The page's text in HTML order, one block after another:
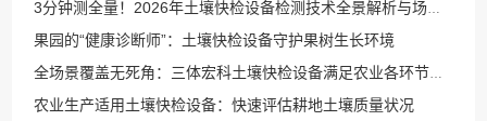
3分钟测全量！2026年土壤快检设备检测技术全景解析与场景适配指南
果园的“健康诊断师”：土壤快检设备守护果树生长环境
全场景覆盖无死角：三体宏科土壤快检设备满足农业各环节检测需求
农业生产适用土壤快检设备：快速评估耕地土壤质量状况